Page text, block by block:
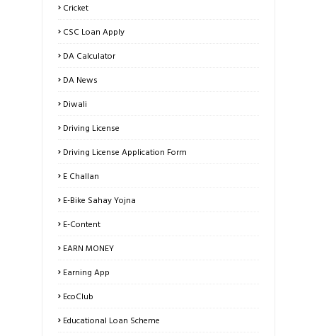
Cricket
CSC Loan Apply
DA Calculator
DA News
Diwali
Driving License
Driving License Application Form
E Challan
E-Bike Sahay Yojna
E-Content
EARN MONEY
Earning App
EcoClub
Educational Loan Scheme